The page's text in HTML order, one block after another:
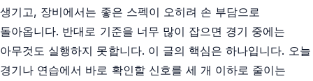
생기고, 장비에서는 좋은 스펙이 오히려 손 부담으로
돌아옵니다. 반대로 기준을 너무 많이 잡으면 경기 중에는
아무것도 실행하지 못합니다. 이 글의 핵심은 하나입니다. 오늘
경기나 연습에서 바로 확인할 신호를 세 개 이하로 줄이는